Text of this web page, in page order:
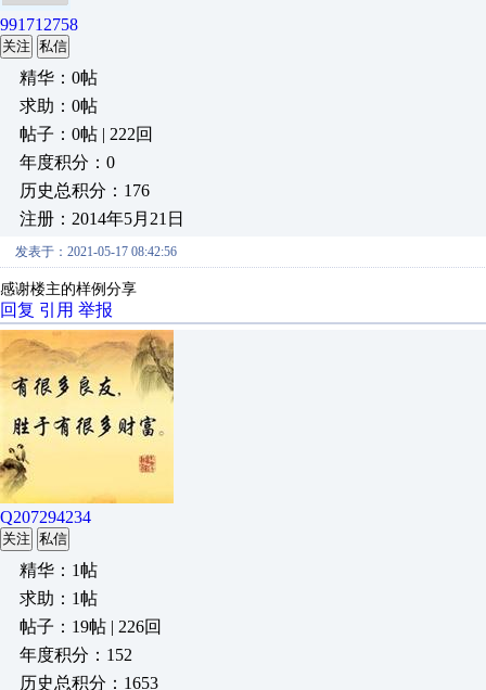
991712758
关注 私信
精华：0帖
求助：0帖
帖子：0帖 | 222回
年度积分：0
历史总积分：176
注册：2014年5月21日
发表于：2021-05-17 08:42:56
感谢楼主的样例分享
回复 引用 举报
Q207294234
关注 私信
精华：1帖
求助：1帖
帖子：19帖 | 226回
年度积分：152
历史总积分：1653